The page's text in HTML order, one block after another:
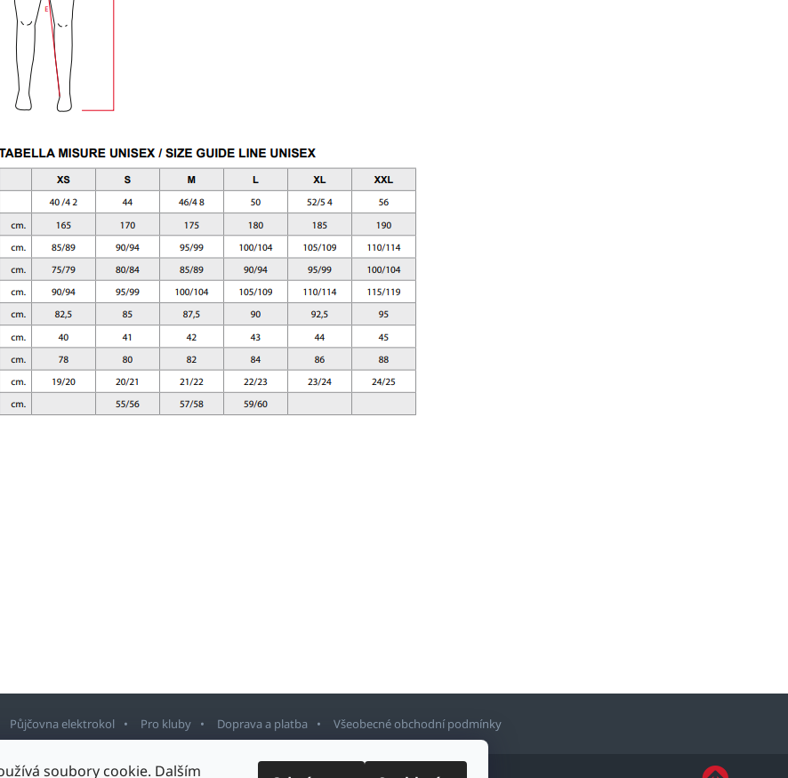
soubory cookie. Dalším
Půjčovna elektrokol Pro kluby Doprava a platba Všeobecné obchodní podmínky